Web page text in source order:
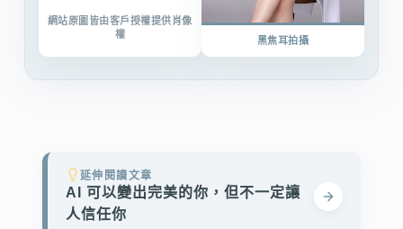
網站原圖皆由客戶授權提供肖像
權
黑焦耳拍攝
延伸閱讀文章
AI 可以變出完美的你，但不一定讓
人信任你